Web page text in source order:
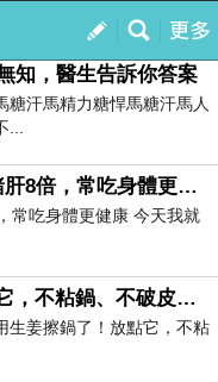
我的
訂閱
知，醫生告訴你答案
汗馬精力糖悍馬糖汗馬人
此菜要多吃，鐵是紅薯5倍，鋅是豬肝8倍，常吃身體更健康
常吃身體更健康 今天我就
煎魚時，別再用生姜擦鍋了！放點它，不粘鍋、不破皮，魚肉更鮮嫩
生姜擦鍋了！放點它，不粘